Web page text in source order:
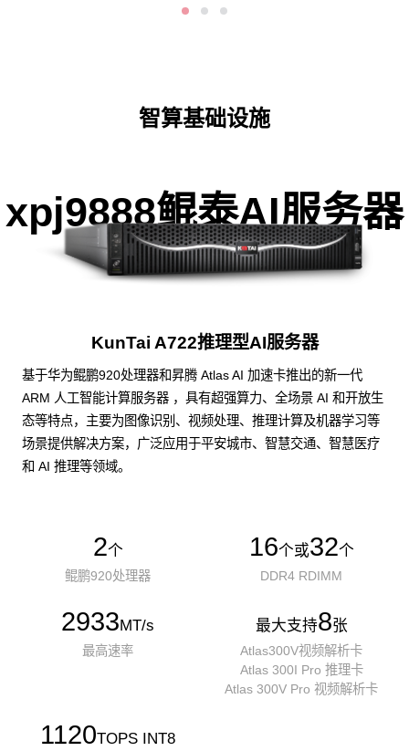
智算基础设施
xpj9888鲲泰AI服务器
KunTai A722推理型AI服务器
基于华为鲲鹏920处理器和昇腾 Atlas AI 加速卡推出的新一代
ARM 人工智能计算服务器 ，具有超强算力、全场景 AI 和开放生
态等特点，主要为图像识别、视频处理、推理计算及机器学习等
场景提供解决方案，广泛应用于平安城市、智慧交通、智慧医疗
和 AI 推理等领域。
2个
鲲鹏920处理器
16个或32个
DDR4 RDIMM
2933MT/s
最高速率
最大支持8张
Atlas300V视频解析卡
Atlas 300I Pro 推理卡
Atlas 300V Pro 视频解析卡
1120TOPS INT8